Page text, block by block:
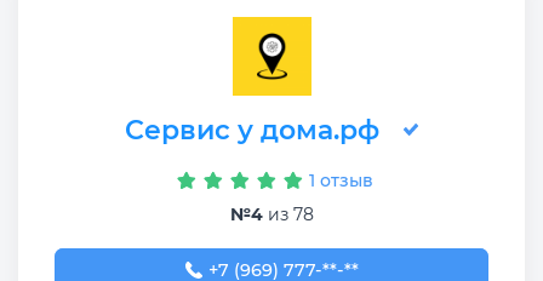
Сервис у дома.рф
1 отзыв
№4из 78
+7 (969) 777-50-55
+7 (969) 777-**-**